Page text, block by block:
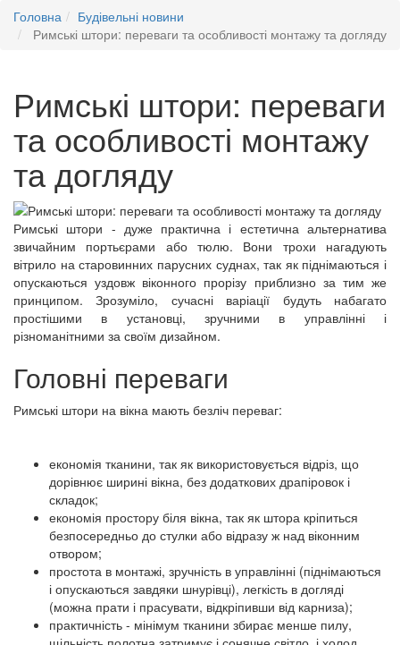
Головна
Будівельні новини
Римські штори: переваги та особливості монтажу та догляду
Римські штори: переваги
та особливості монтажу
та догляду
Римські штори - дуже практична і естетична альтернатива
звичайним портьєрами або тюлю. Вони трохи нагадують
вітрило на старовинних парусних суднах, так як піднімаються і
опускаються уздовж віконного прорізу приблизно за тим же
принципом. Зрозуміло, сучасні варіації будуть набагато
простішими в установці, зручними в управлінні і
різноманітними за своїм дизайном.
Головні переваги
Римські штори на вікна мають безліч переваг:
економія тканини, так як використовується відріз, що
дорівнює ширині вікна, без додаткових драпіровок і
складок;
економія простору біля вікна, так як штора кріпиться
безпосередньо до стулки або відразу ж над віконним
отвором;
простота в монтажі, зручність в управлінні (піднімаються
і опускаються завдяки шнурівці), легкість в догляді
(можна прати і прасувати, відкріпивши від карниза);
практичність - мінімум тканини збирає менше пилу,